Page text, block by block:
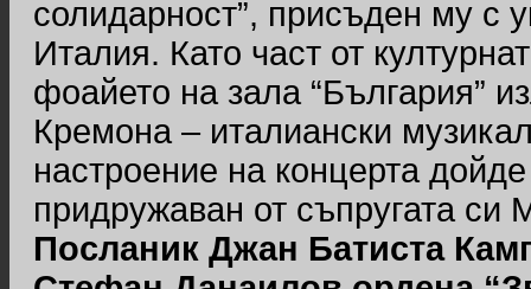
солидарност”, присъден му с
Италия. Като част от
фоайето на зала “България”
Кремона – италиански
настроение на концерта
придружаван от съпругата си
Посланик Джан Батиста